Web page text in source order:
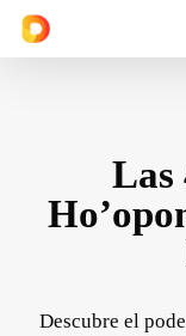
Skip
Cart
Las
Descubre el